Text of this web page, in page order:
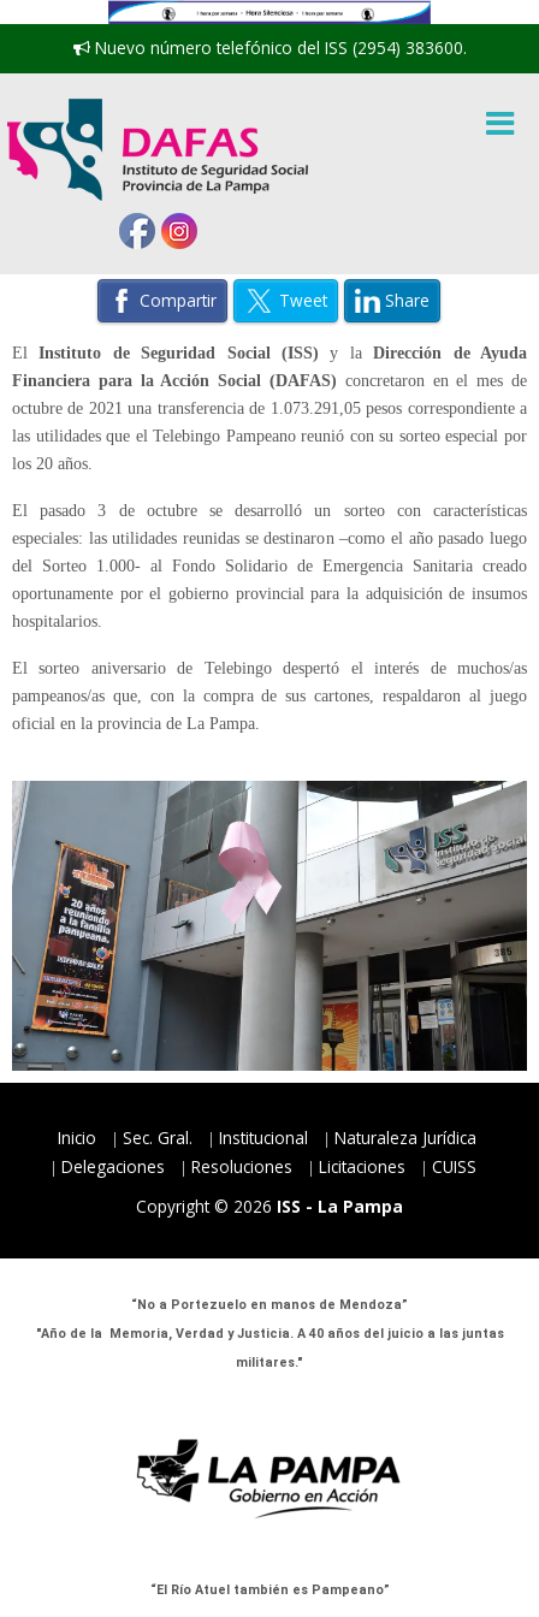
Nuevo número telefónico del ISS (2954) 383600.
Compartir Tweet Share
ElInstituto de Seguridad Social (ISS)y laDirección de Ayuda
Financiera para la Acción Social (DAFAS) concretaron en el mes de
octubre de 2021 una transferencia de 1.073.291,05 pesos correspondiente a
las utilidades que el Telebingo Pampeano reunió con su sorteo especial por
los 20 años.
El pasado 3 de octubre se desarrolló un sorteo con características
especiales: las utilidades reunidas se destinaron –como el año pasado luego
del Sorteo 1.000- al Fondo Solidario de Emergencia Sanitaria creado
oportunamente por el gobierno provincial para la adquisición de insumos
hospitalarios.
El sorteo aniversario de Telebingo despertó el interés de muchos/as
pampeanos/as que, con la compra de sus cartones, respaldaron al juego
oficial en la provincia de La Pampa.
Inicio Sec. Gral. Institucional
Naturaleza Jurídica
Delegaciones
Resoluciones Licitaciones
CUISS
Copyright © 2026 ISS - La Pampa
“No a Portezuelo en manos de Mendoza”
"Año de la Memoria, Verdad y Justicia. A 40 años del juicio a las juntas
militares."
“El Río Atuel también es Pampeano”